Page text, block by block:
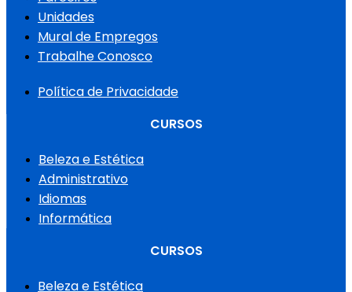
Unidades
Mural de Empregos
Trabalhe Conosco
Política de Privacidade
CURSOS
Beleza e Estética
Administrativo
Idiomas
Informática
CURSOS
Beleza e Estética